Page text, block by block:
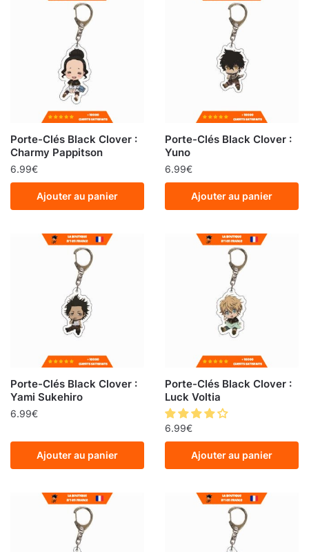
Porte-Clés Black Clover :
Charmy Pappitson
6.99€
Ajouter au panier
Porte-Clés Black Clover :
Yuno
6.99€
Ajouter au panier
Porte-Clés Black Clover :
Yami Sukehiro
6.99€
Ajouter au panier
Porte-Clés Black Clover :
Luck Voltia
6.99€
Ajouter au panier